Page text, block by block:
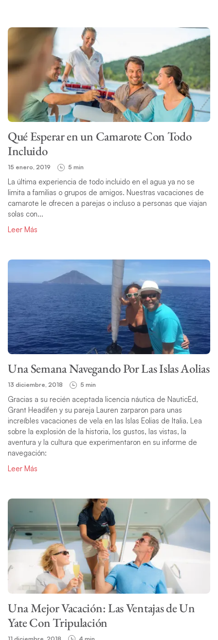
Qué Esperar en un Camarote Con Todo
Incluido
15 enero, 2019 5 min
La última experiencia de todo incluido en el agua ya no se
limita a familias o grupos de amigos. Nuestras vacaciones de
camarote le ofrecen a parejas o incluso a personas que viajan
solas con...
Leer Más
Una Semana Navegando Por Las Islas Aolias
13 diciembre, 2018 5 min
Gracias a su recién aceptada licencia náutica de NauticEd,
Grant Headifen y su pareja Lauren zarparon para unas
increíbles vacaciones de vela en las Islas Eolias de Italia. Lea
sobre la explosión de la historia, los gustos, las vistas, la
aventura y la cultura que experimentaron en su informe de
navegación:
Leer Más
Una Mejor Vacación: Las Ventajas de Un
Yate Con Tripulación